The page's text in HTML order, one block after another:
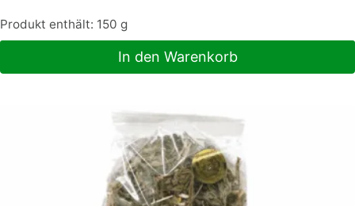
Produkt enthält: 150 g
In den Warenkorb